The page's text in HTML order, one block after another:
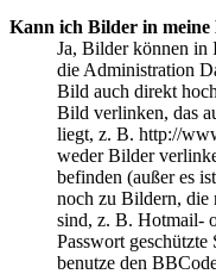
Kann ich Bilder in meine
Ja, Bilder können in
die Administration
Bild auch direkt
Bild verlinken, das
liegt, z. B. http://
weder Bilder
befinden (außer es
noch zu Bildern, die
sind, z. B. Hotmail-
Passwort
benutze den